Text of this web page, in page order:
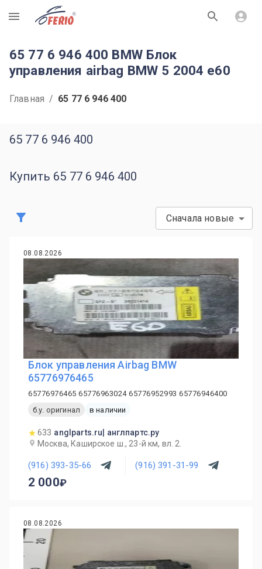
R
65 77 6 946 400 BMW Блок
управления airbag BMW 5 2004 e60
Главная / 65 77 6 946 400
65 77 6 946 400
Купить 65 77 6 946 400
Сначала новые
08.08.2026
Блок управления Airbag BMW
65776976465
65776976465 65776963024 65776952993 65776946400
б.у. оригинал
в наличии
633 anglparts.ru| англпартс.ру
Москва, Каширское ш., 23-й км, вл. 2.
(916) 393-35-66 (916) 391-31-99
2 000
08.08.2026